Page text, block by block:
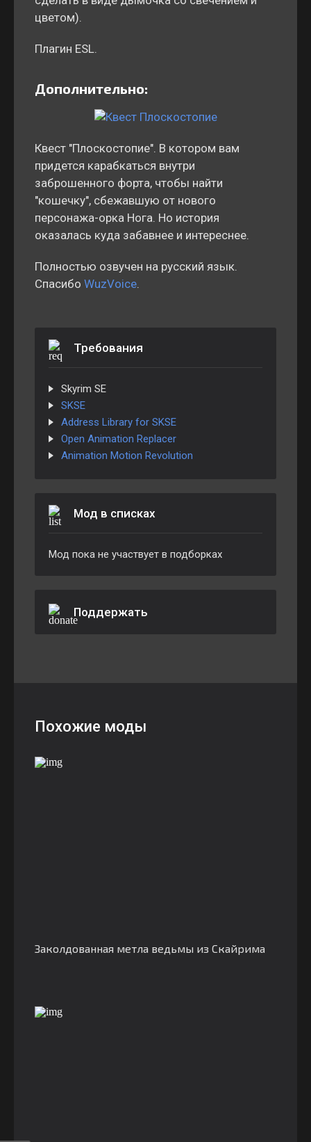
цветом).
Плагин ESL.
Дополнительно:
Квест "Плоскостопие". В котором вам
придется карабкаться внутри
заброшенного форта, чтобы найти
"кошечку", сбежавшую от нового
персонажа-орка Нога. Но история
оказалась куда забавнее и интереснее.
Полностью озвучен на русский язык.
Спасибо WuzVoice.
Требования
Skyrim SE
SKSE
Address Library for SKSE
Open Animation Replacer
Animation Motion Revolution
Мод в списках
Мод пока не участвует в подборках
Поддержать
Похожие моды
Заколдованная метла ведьмы из Скайрима